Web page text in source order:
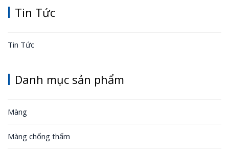
Tin Tức
Tin Tức
Danh mục sản phẩm
Màng
Màng chống thấm